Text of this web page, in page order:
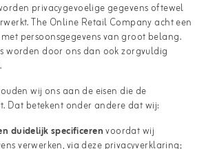
privacygevoelige gegevens oftewel
The Online Retail Company acht een
persoonsgegevens van groot belang.
worden door ons dan ook zorgvuldig
wij ons aan de eisen die de
Dat betekent onder andere dat wij:
duidelijk specificerenvoordat wij